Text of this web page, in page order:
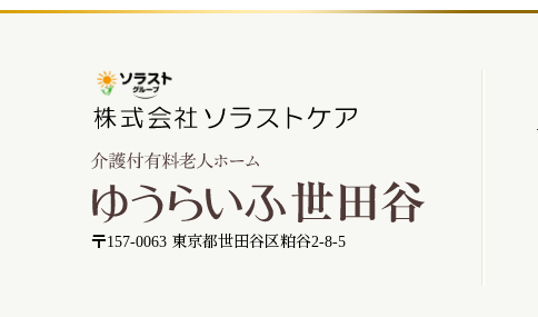
〒157-0063 東京都世田谷区粕谷2-8-5